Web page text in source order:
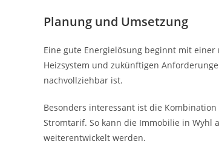
Planung und Umsetzung
Eine gute Energielösung beginnt mit einer
Heizsystem und zukünftigen
nachvollziehbar ist.
Besonders interessant ist die
Stromtarif. So kann die Immobilie in Wyhl
weiterentwickelt werden.